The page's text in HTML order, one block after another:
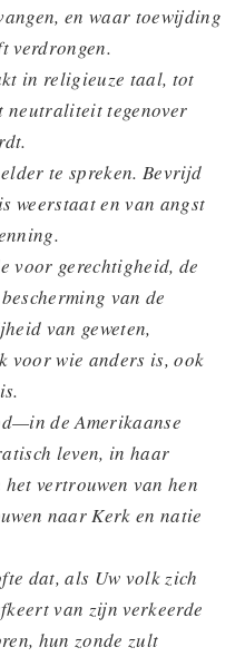
en waar toewijding
verdrongen.
in religieuze taal, tot
neutraliteit tegenover
te spreken. Bevrijd
weerstaat en van angst
voor gerechtigheid, de
van de
van geweten,
voor wie anders is, ook
de Amerikaanse
leven, in haar
vertrouwen van hen
naar Kerk en natie
dat, als Uw volk zich
van zijn verkeerde
hun zonde zult